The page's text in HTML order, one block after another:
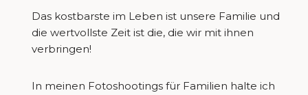
Das kostbarste im Leben ist unsere Familie und
die wertvollste Zeit ist die, die wir mit ihnen
verbringen!
In meinen Fotoshootings für Familien halte ich